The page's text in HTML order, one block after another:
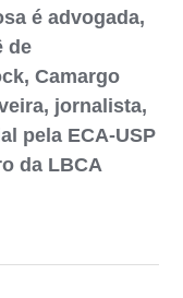
é advogada,
de
Camargo
jornalista,
pela ECA-USP
da LBCA